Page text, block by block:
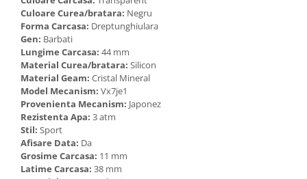
Culoare Curea/bratara: Negru
Forma Carcasa: Dreptunghiulara
Gen: Barbati
Lungime Carcasa: 44 mm
Material Curea/bratara: Silicon
Material Geam: Cristal Mineral
Model Mecanism: Vx7je1
Provenienta Mecanism: Japonez
Rezistenta Apa: 3 atm
Stil: Sport
Afisare Data: Da
Grosime Carcasa: 11 mm
Latime Carcasa: 38 mm